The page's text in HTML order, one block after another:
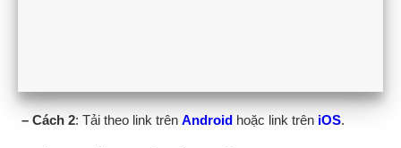
– Cách 2: Tải theo link trên Android hoặc link trên iOS.